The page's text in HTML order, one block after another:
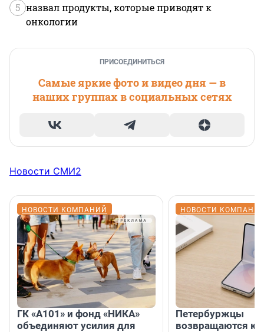
5 назвал продукты, которые приводят к
онкологии
ПРИСОЕДИНИТЬСЯ
Самые яркие фото и видео дня — в
наших группах в социальных сетях
Новости СМИ2
НОВОСТИ КОМПАНИЙ
ГК «А101» и фонд «НИКА»
объединяют усилия для
НОВОСТИ
Петербуржцы
возвращаются к